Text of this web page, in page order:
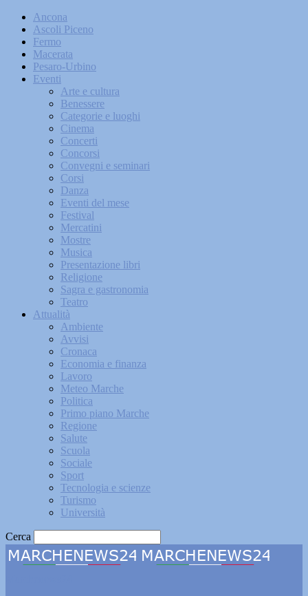
Ancona
Ascoli Piceno
Fermo
Macerata
Pesaro-Urbino
Eventi
Arte e cultura
Benessere
Categorie e luoghi
Cinema
Concerti
Concorsi
Convegni e seminari
Corsi
Danza
Eventi del mese
Festival
Mercatini
Mostre
Musica
Presentazione libri
Religione
Sagra e gastronomia
Teatro
Attualità
Ambiente
Avvisi
Cronaca
Economia e finanza
Lavoro
Meteo Marche
Politica
Primo piano Marche
Regione
Salute
Scuola
Sociale
Sport
Tecnologia e scienze
Turismo
Università
Cerca